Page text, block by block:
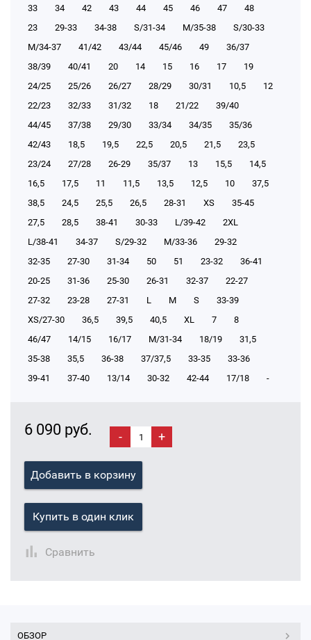
33
34 42 43 44 45 46 47
48
23
29-33 34-38 S/31-34 М/35-38
S/30-33
М/34-37
41/42 43/44 45/46 49
36/37
38/39
40/41 20 14 15 16 17
19
24/25
25/26 26/27 28/29 30/31 10,5
12
22/23
32/33 31/32 18 21/22
39/40
44/45
37/38 29/30 33/34 34/35
35/36
42/43
18,5 19,5 22,5 20,5 21,5
23,5
23/24
27/28 26-29 35/37 13 15,5
14,5
16,5
17,5 11 11,5 13,5 12,5 10
37,5
38,5
24,5 25,5 26,5 28-31 XS
35-45
27,5
28,5 38-41 30-33 L/39-42
2XL
L/38-41
34-37 S/29-32 М/33-36
29-32
32-35
27-30 31-34 50 51 23-32
36-41
20-25
31-36 25-30 26-31 32-37
22-27
27-32
23-28 27-31 L M S
33-39
XS/27-30
36,5 39,5 40,5 XL 7
8
46/47
14/15 16/17 М/31-34 18/19
31,5
35-38
35,5 36-38 37/37,5 33-35
33-36
39-41
37-40 13/14 30-32 42-44 17/18 -
6 090 руб. - +
Добавить в корзину
Купить в один клик
Сравнить
ОБЗОР